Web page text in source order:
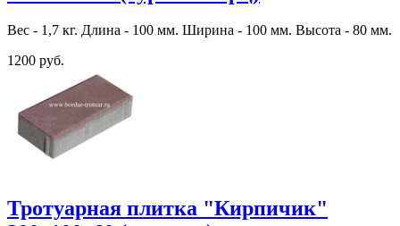
Вес - 1,7 кг. Длина - 100 мм. Ширина - 100 мм. Высота - 80 мм.
1200 руб.
Тротуарная плитка "Кирпичик"